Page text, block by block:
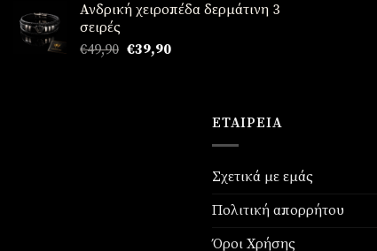
Ανδρική χειροπέδα δερμάτινη 3
σειρές
€49,90 Original
€39,90Η
€39,90.ΕΤΑΙΡΕΊΑ
Σχετικά με εμάς
Πολιτική απορρήτου
Όροι Χρήσης